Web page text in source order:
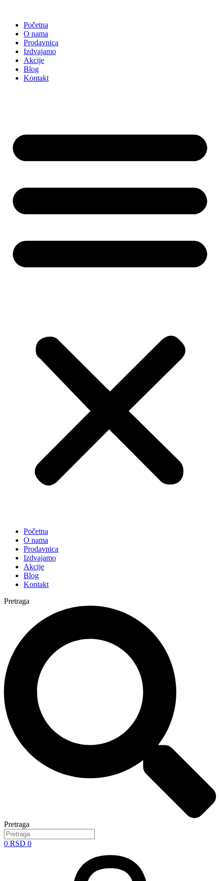
sadržajPočetna
O nama
Prodavnica
Izdvajamo
Akcije
Blog
Kontakt
Početna
O nama
Prodavnica
Izdvajamo
Akcije
Blog
Kontakt
Pretraga
Pretraga
0 RSD 0